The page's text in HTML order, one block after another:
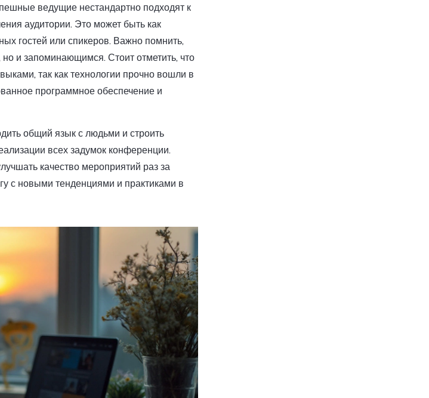
ведущие нестандартно подходят к
аудитории. Это может быть как
гостей или спикеров. Важно помнить,
но и запоминающимся. Стоит отметить, что
так как технологии прочно вошли в
программное обеспечение и
общий язык с людьми и строить
всех задумок конференции.
качество мероприятий раз за
с новыми тенденциями и практиками в